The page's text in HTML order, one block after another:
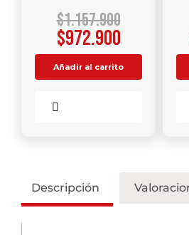
$1.157.900
$972.900
Añadir al carrito
Descripción